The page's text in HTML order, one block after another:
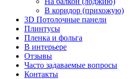
В коридор (прихожую)
3D Потолочные панели
Плинтусы
Пленка и фольга
В интерьере
Отзывы
Часто задаваемые вопросы
Контакты